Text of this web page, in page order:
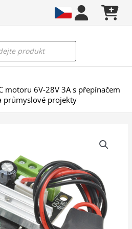
motoru 6V-28V 3A s přepínačem
průmyslové projekty